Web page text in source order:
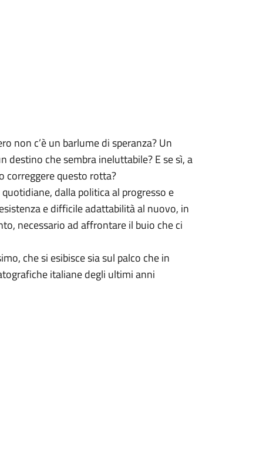
non c’è un barlume di speranza? Un
che sembra ineluttabile? E se sì, a
correggere questo rotta?
dalla politica al progresso e
e difficile adattabilità al nuovo, in
necessario ad affrontare il buio che ci
che si esibisce sia sul palco che in
italiane degli ultimi anni